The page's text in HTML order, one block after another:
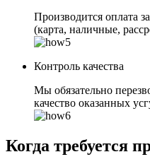
Производится оплата
(карта, наличные,
Контроль качества
Мы обязательно
качество оказанных
Когда требуется